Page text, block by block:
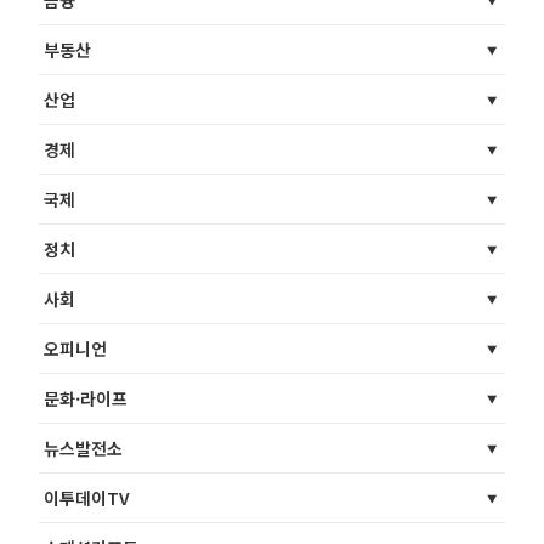
부동산
산업
경제
국제
정치
사회
오피니언
문화·라이프
뉴스발전소
이투데이TV